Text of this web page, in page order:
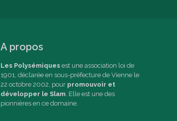
A propos
Les Polysémiques est une association loi de
1901, déclarée en sous-préfecture de Vienne le
22 octobre 2002, pour promouvoir et
développer le Slam. Elle est une des
pionnières en ce domaine.